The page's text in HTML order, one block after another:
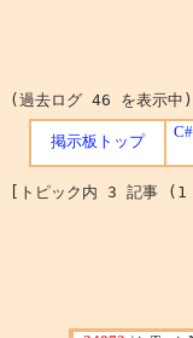
(過去ログ 46 を表示中)
掲示板トップ
[トピック内 3 記